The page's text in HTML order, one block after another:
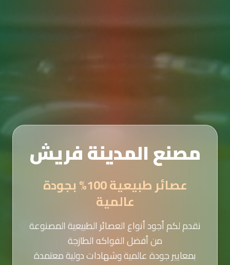
مصنع المدينة فريش
عصائر طبيعية 100% بجودة
عالمية
نقدم لكم أجود أنواع العصائر الطبيعية المصنوعة
من أفضل الفواكه الطازجة
بمعايير جودة عالمية وشهادات دولية معتمدة